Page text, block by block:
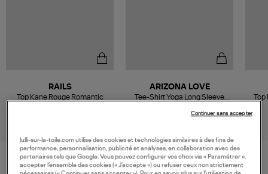
RAILS
Top Kane Rouge Romantic
ARIZONA LOVE
Tee-Shirt Yoga Long Sleeve
lulli-sur-la-toile.com utilise des cookies et technologies similaires à des fins de
performance, personnalisation, publicité et analyses, en collaboration avec des
partenaires tels que Google. Vous pouvez configurer vos choix via « Paramétrer »,
accepter l’ensemble des cookies (« J’accepte ») ou refuser ceux non strictement
Continuer sans accepter